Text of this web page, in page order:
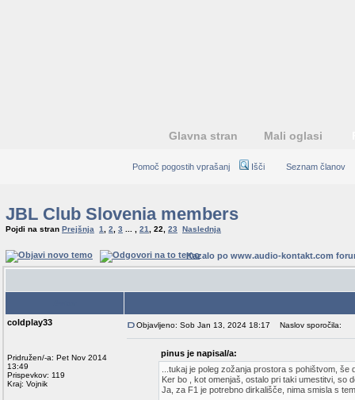
Glavna stran Mali oglasi
Pomoč pogostih vprašanj Išči Seznam članov
JBL Club Slovenia members
Pojdi na stran Prejšnja 1 2 3 21 22 23 Naslednja
Kazalo po www.audio-kontakt.com
coldplay33
Pridružen/-a: Pet Nov 2014
13:49
Prispevkov: 119
Kraj: Vojnik
Objavljeno: Sob Jan 13, 2024 18:17 Naslov sporočila:
pinus je napisal/a:
...tukaj je poleg zožanja prostora s pohištvom,
Ker bo , kot omenjaš, ostalo pri taki umestitvi, so
Ja, za F1 je potrebno dirkališče, nima smisla s